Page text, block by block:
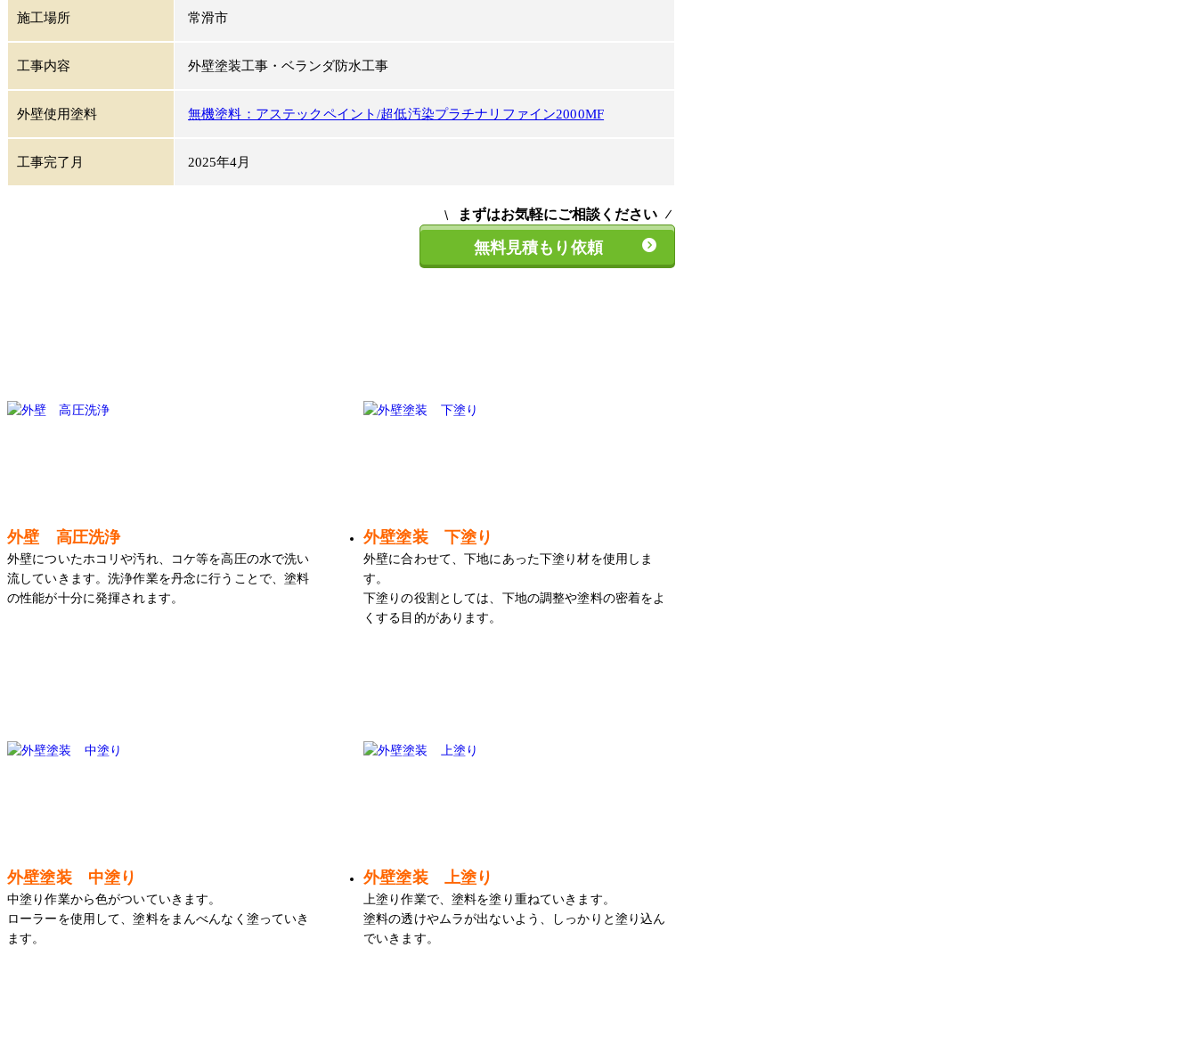
施工場所 常滑市
工事内容 外壁塗装工事・ベランダ防水工事
外壁使用塗料 無機塗料：アステックペイント/超低汚染プラチナリファイン2000MF
工事完了月 2025年4月
まずはお気軽にご相談ください
無料見積もり依頼
外壁 高圧洗浄
外壁についたホコリや汚れ、コケ等を高圧の水で洗い
流していきます。洗浄作業を丹念に行うことで、塗料
の性能が十分に発揮されます。
外壁塗装 下塗り
外壁に合わせて、下地にあった下塗り材を使用しま
す。
下塗りの役割としては、下地の調整や塗料の密着をよ
くする目的があります。
外壁塗装 中塗り
中塗り作業から色がついていきます。
ローラーを使用して、塗料をまんべんなく塗っていき
ます。
外壁塗装 上塗り
上塗り作業で、塗料を塗り重ねていきます。
塗料の透けやムラが出ないよう、しっかりと塗り込ん
でいきます。